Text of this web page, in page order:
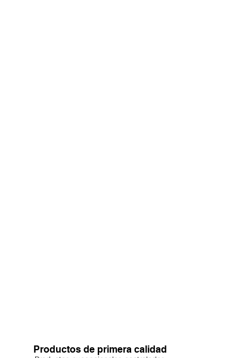
Productos de primera calidad